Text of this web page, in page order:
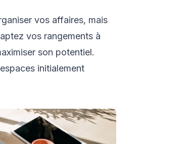
vos affaires, mais
vos rangements à
son potentiel.
initialement